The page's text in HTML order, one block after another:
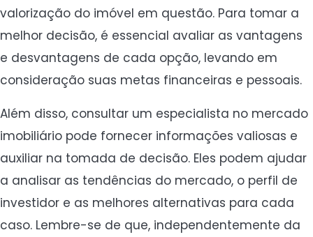
valorização do imóvel em questão. Para tomar a
melhor decisão, é essencial avaliar as vantagens
e desvantagens de cada opção, levando em
consideração suas metas financeiras e pessoais.
Além disso, consultar um especialista no mercado
imobiliário pode fornecer informações valiosas e
auxiliar na tomada de decisão. Eles podem ajudar
a analisar as tendências do mercado, o perfil de
investidor e as melhores alternativas para cada
caso. Lembre-se de que, independentemente da